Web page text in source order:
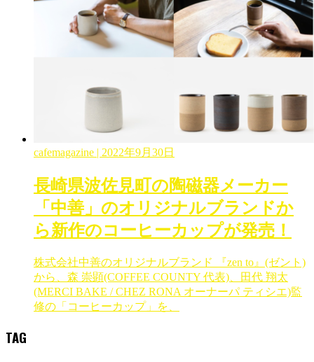
cafemagazine | 2022年9月30日
長崎県波佐見町の陶磁器メーカー
「中善」のオリジナルブランドか
ら新作のコーヒーカップが発売！
株式会社中善のオリジナルブランド 『zen to』(ゼント)
から、森 崇顕(COFFEE COUNTY 代表)、田代 翔太
(MERCI BAKE / CHEZ RONA オーナーパ ティシエ)監
修の「コーヒーカップ」を、
TAG